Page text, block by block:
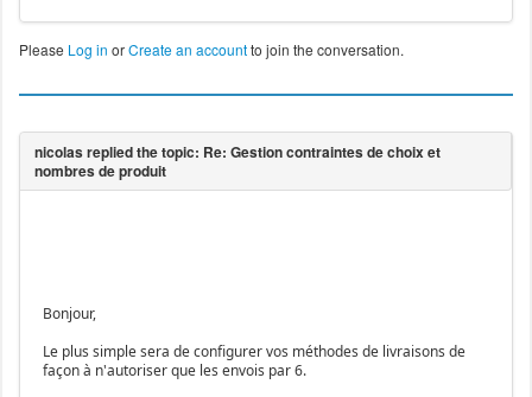
Please Log in orCreate an accountto join the conversation.
Bonjour,
Le plus simple sera de configurer vos méthodes de livraisons de
façon à n'autoriser que les envois par 6.